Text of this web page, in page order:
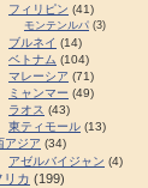
フィリピン (41)
モンテンルパ (3)
ブルネイ (14)
ベトナム (104)
マレーシア (71)
ミャンマー (49)
ラオス (43)
東ティモール (13)
アジア (34)
アゼルバイジャン (4)
リカ (199)